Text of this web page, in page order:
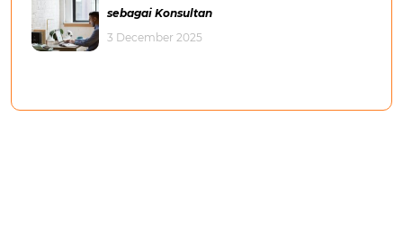
sebagai Konsultan
3 December 2025